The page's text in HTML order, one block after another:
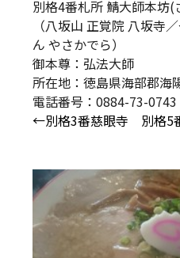
別格4番札所 鯖大師本坊
（八坂山 正覚院 八坂寺
ん やさかでら）
御本尊：弘法大師
所在地：徳島県海部郡海
電話番号：0884-73-0743
←別格3番慈眼寺
別格